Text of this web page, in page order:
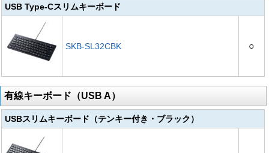
USB Type-Cスリムキーボード
SKB-SL32CBK ○
有線キーボード（USB A）
USBスリムキーボード（テンキー付き・ブラック）